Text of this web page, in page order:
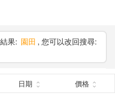
果: 園田 , 您可以改回搜尋:
日期 價格